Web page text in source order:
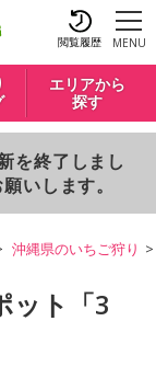
閲覧履歴 MENU
エリアから
探す
を終了しまし
いします。
沖縄県のいちご狩り
ット「3